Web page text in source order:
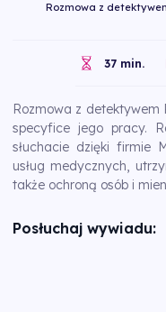
Rozmowa z
37 min.
Rozmowa z
specyfice jego pracy.
słuchacie dzięki firmie
usług medycznych,
także ochroną osób i
Posłuchaj wywiadu: